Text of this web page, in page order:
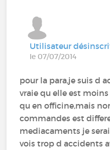
Utilisateur
le 07/07/2014
pour la para,je suis d
vraie qu elle est
qu en officine,mais
commandes est
mediacaments je
vois trop d accidents